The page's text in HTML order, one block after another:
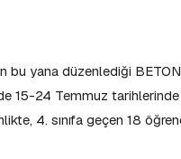
bu yana düzenlediği
15-24 Temmuz tarihlerinde
4. sınıfa geçen 18